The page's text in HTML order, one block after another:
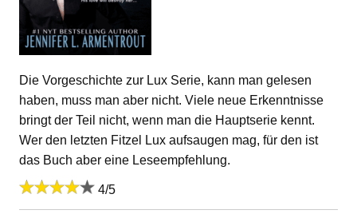
Die Vorgeschichte zur Lux Serie, kann man gelesen
haben, muss man aber nicht. Viele neue Erkenntnisse
bringt der Teil nicht, wenn man die Hauptserie kennt.
Wer den letzten Fitzel Lux aufsaugen mag, für den ist
das Buch aber eine Leseempfehlung.
4/5